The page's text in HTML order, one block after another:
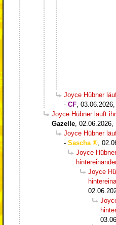
Joyce Hübner
- CF,
Joyce Hübner läuft
Gazelle, 02.06.2026,
Joyce Hübner
- Sascha ,
Joyce
Joyce